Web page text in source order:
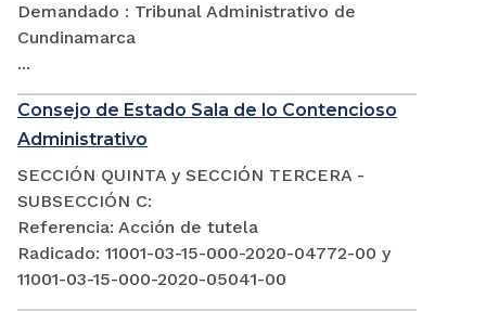
Demandado : Tribunal Administrativo de
Cundinamarca
...
Consejo de Estado Sala de lo Contencioso
Administrativo
SECCIÓN QUINTA y SECCIÓN TERCERA -
SUBSECCIÓN C:
Referencia: Acción de tutela
Radicado: 11001-03-15-000-2020-04772-00 y
11001-03-15-000-2020-05041-00